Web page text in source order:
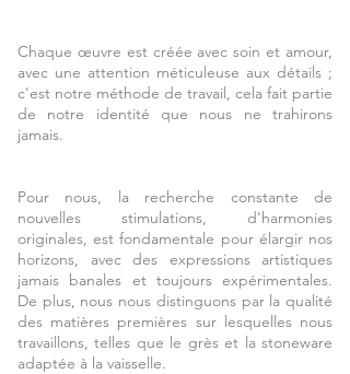
Chaque œuvre est créée avec soin et amour,
avec une attention méticuleuse aux détails ;
c'est notre méthode de travail, cela fait partie
de notre identité que nous ne trahirons
jamais.
Pour nous, la recherche constante de
nouvelles stimulations, d'harmonies
originales, est fondamentale pour élargir nos
horizons, avec des expressions artistiques
jamais banales et toujours expérimentales.
De plus, nous nous distinguons par la qualité
des matières premières sur lesquelles nous
travaillons, telles que le grès et la stoneware
adaptée à la vaisselle.